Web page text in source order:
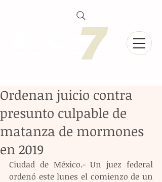
Ordenan juicio contra
presunto culpable de
matanza de mormones
en 2019
Ciudad de México.- Un juez federal
ordenó este lunes el comienzo de un